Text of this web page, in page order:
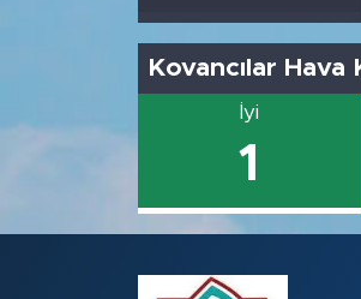
Kovancılar Hava
İyi
1